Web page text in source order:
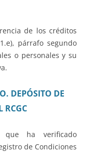
de los créditos
párrafo segundo
o personales y su
DEPÓSITO DE
RCGC
ha verificado
de Condiciones